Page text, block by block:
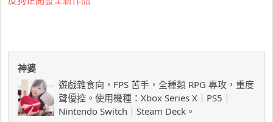
神婆
遊戲雜食向，FPS 苦手，全種類 RPG 專攻，重度
聲優控。使用機種：Xbox Series X｜PS5｜
Nintendo Switch｜Steam Deck。